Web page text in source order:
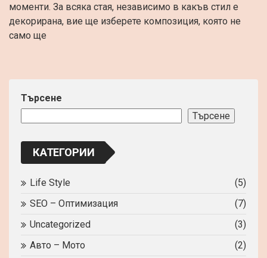
моменти. За всяка стая, независимо в какъв стил е
декорирана, вие ще изберете композиция, която не
само ще
Търсене
Търсене
КАТЕГОРИИ
Life Style
(5)
SEO – Оптимизация
(7)
Uncategorized
(3)
Авто – Мото
(2)